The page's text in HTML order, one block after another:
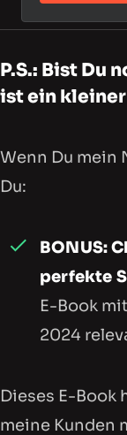
P.S.: Bist Du
ist ein
Wenn Du mein
Du:
BONUS:
perfekte
E-Book
2024
Dieses E-Book
meine Kunden